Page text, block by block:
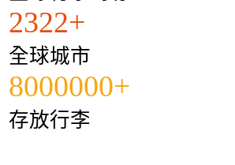
2322+
全球城市
8000000+
存放行李